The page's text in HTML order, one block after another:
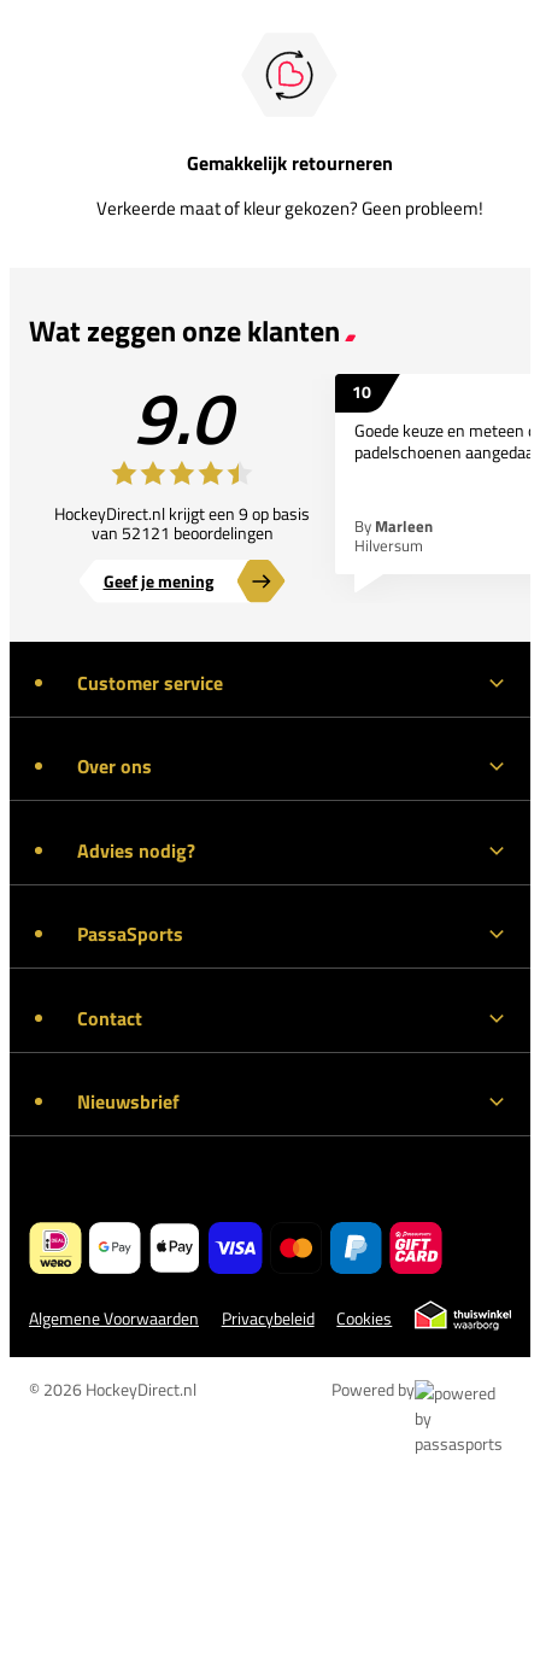
Gemakkelijk retourneren
Verkeerde maat of kleur gekozen? Geen probleem!
Wat zeggen onze klanten
9.0
HockeyDirect.nl krijgt een 9 op basis
van 52121 beoordelingen
Geef je mening
10
Goede keuze en meteen
padelschoenen
By Marleen
Hilversum
Customer service
Over ons
Advies nodig?
PassaSports
Contact
Nieuwsbrief
Algemene Voorwaarden Privacybeleid Cookies
© 2026 HockeyDirect.nl Powered by